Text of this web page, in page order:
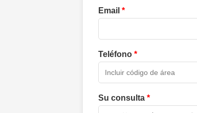
Email *
Teléfono *
Su consulta *